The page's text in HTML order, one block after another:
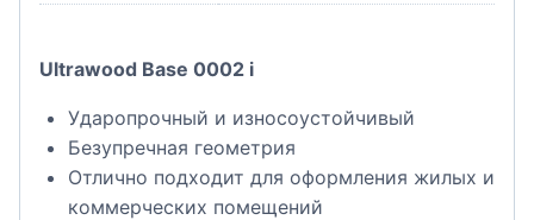
Ultrawood Base 0002 i
Ударопрочный и износоустойчивый
Безупречная геометрия
Отлично подходит для оформления жилых и
коммерческих помещений